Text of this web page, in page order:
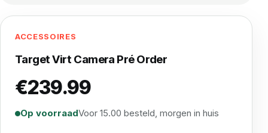
ACCESSOIRES
Target Virt Camera Pré Order
€239.99
Op voorraadVoor 15.00 besteld, morgen in huis